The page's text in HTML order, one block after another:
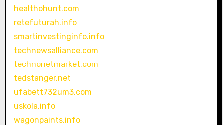
healthohunt.com
retefuturah.info
smartinvestinginfo.info
technewsalliance.com
technonetmarket.com
tedstanger.net
ufabett732um3.com
uskola.info
wagonpaints.info